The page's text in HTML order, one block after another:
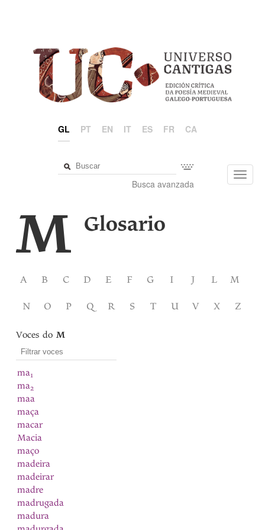
GL PT EN IT ES FR CA
Busca avanzada
M Glosario
A B C D E F G I J L M
N O P Q R S T U V X Z
Voces doM
ma1
ma2
maa
maça
macar
Macia
maço
madeira
madeirar
madre
madrugada
madura